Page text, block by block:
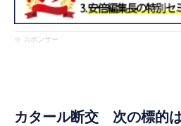
※ スポンサー
カタール断交 次の標的